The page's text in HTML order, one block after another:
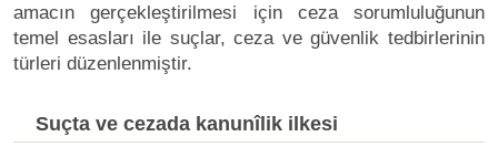
amacın gerçekleştirilmesi için ceza sorumluluğunun
temel esasları ile suçlar, ceza ve güvenlik tedbirlerinin
türleri düzenlenmiştir.
Suçta ve cezada kanunîlik ilkesi